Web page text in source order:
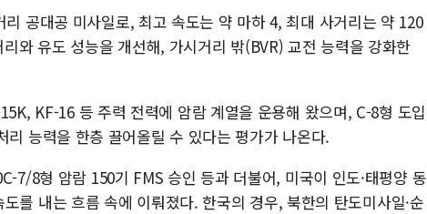
공대공 미사일로, 최고 속도는 약 마하 4, 최대 사거리는 약 120
와 유도 성능을 개선해, 가시거리 밖(BVR) 교전 능력을 강화한
KF-16 등 주력 전력에 암람 계열을 운용해 왔으며, C-8형 도입
리 능력을 한층 끌어올릴 수 있다는 평가가 나온다.
7/8형 암람 150기 FMS 승인 등과 더불어, 미국이 인도·태평양 동
를 내는 흐름 속에 이뤄졌다. 한국의 경우, 북한의 탄도미사일·순